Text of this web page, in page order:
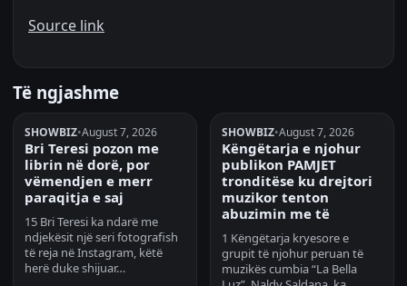
Source link
Të ngjashme
SHOWBIZ•August 7, 2026
Bri Teresi pozon me
librin në dorë, por
vëmendjen e merr
paraqitja e saj
15 Bri Teresi ka ndarë me
ndjekësit një seri fotografish
të reja në Instagram, këtë
herë duke shijuar…
SHOWBIZ•August 7, 2026
Këngëtarja e njohur
publikon PAMJET
tronditëse ku drejtori
muzikor tenton
abuzimin me të
1 Këngëtarja kryesore e
grupit të njohur peruan të
muzikës cumbia “La Bella